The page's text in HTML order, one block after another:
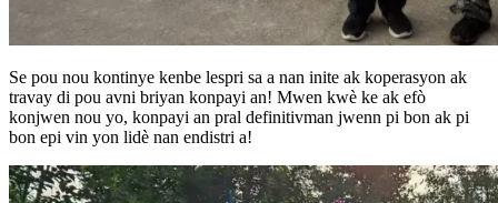
Se pou nou kontinye kenbe lespri sa a nan inite ak koperasyon ak
travay di pou avni briyan konpayi an! Mwen kwè ke ak efò
konjwen nou yo, konpayi an pral definitivman jwenn pi bon ak pi
bon epi vin yon lidè nan endistri a!